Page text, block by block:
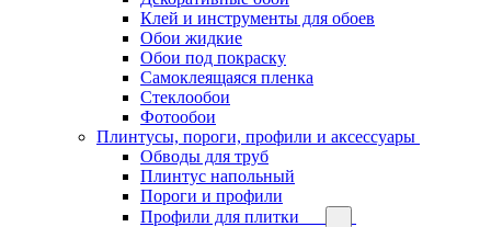
Клей и инструменты для обоев
Обои жидкие
Обои под покраску
Самоклеящаяся пленка
Стеклообои
Фотообои
Плинтусы, пороги, профили и аксессуары
Обводы для труб
Плинтус напольный
Пороги и профили
Профили для плитки